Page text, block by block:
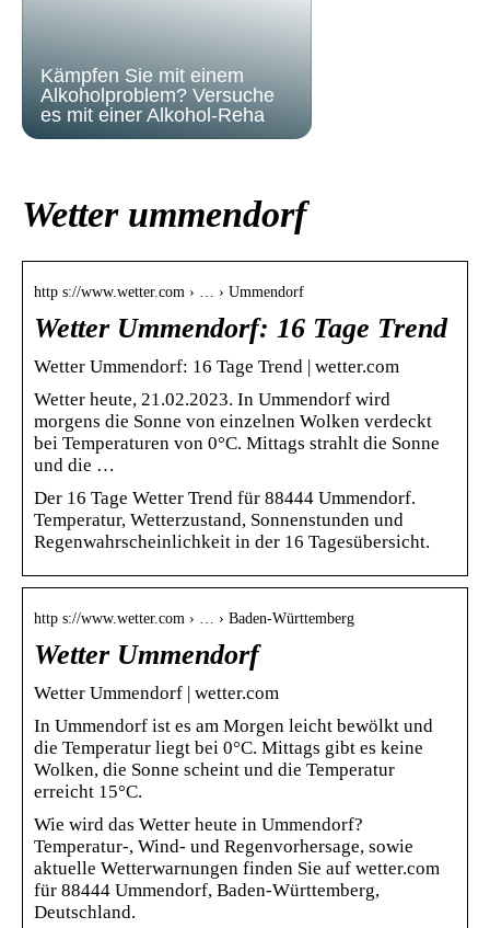
Kämpfen Sie mit einem
Alkoholproblem? Versuche
es mit einer Alkohol-Reha
Wetter ummendorf
http s://www.wetter.com › … › Ummendorf
Wetter Ummendorf: 16 Tage Trend
Wetter Ummendorf: 16 Tage Trend | wetter.com
Wetter heute, 21.02.2023. In Ummendorf wird
morgens die Sonne von einzelnen Wolken verdeckt
bei Temperaturen von 0°C. Mittags strahlt die Sonne
und die …
Der 16 Tage Wetter Trend für 88444 Ummendorf.
Temperatur, Wetterzustand, Sonnenstunden und
Regenwahrscheinlichkeit in der 16 Tagesübersicht.
http s://www.wetter.com › … › Baden-Württemberg
Wetter Ummendorf
Wetter Ummendorf | wetter.com
In Ummendorf ist es am Morgen leicht bewölkt und
die Temperatur liegt bei 0°C. Mittags gibt es keine
Wolken, die Sonne scheint und die Temperatur
erreicht 15°C.
Wie wird das Wetter heute in Ummendorf?
Temperatur-, Wind- und Regenvorhersage, sowie
aktuelle Wetterwarnungen finden Sie auf wetter.com
für 88444 Ummendorf, Baden-Württemberg,
Deutschland.